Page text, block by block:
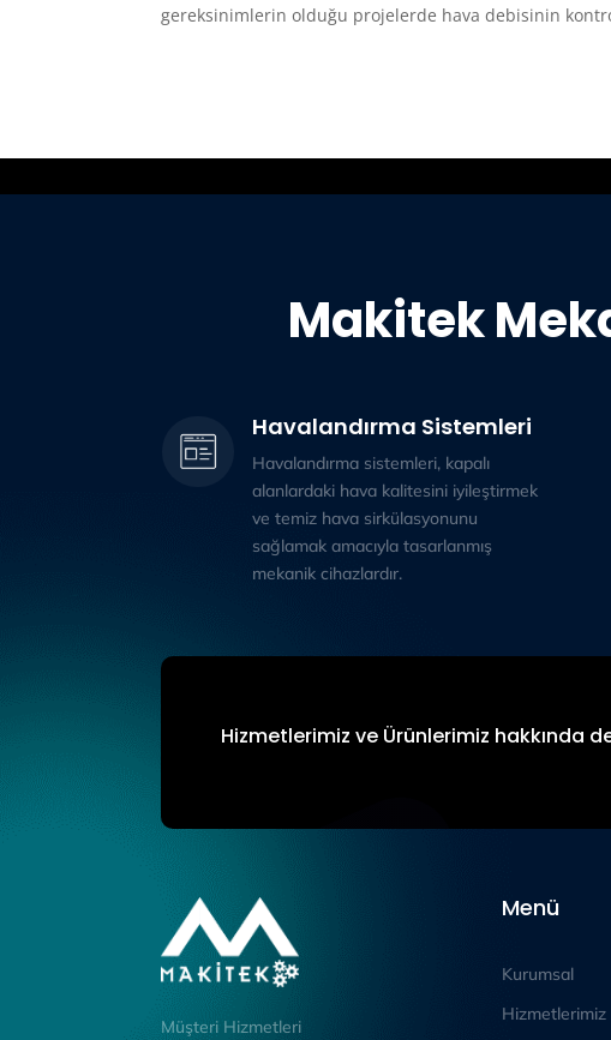
gereksinimlerin olduğu projelerde hava debisinin
Makitek
Havalandırma Sistemleri
Havalandırma sistemleri, kapalı
alanlardaki hava kalitesini iyileştirmek
ve temiz hava sirkülasyonunu
sağlamak amacıyla tasarlanmış
mekanik cihazlardır.
Hizmetlerimiz ve Ürünlerimiz hakkında
Müşteri Hizmetleri
Menü
Kurumsal
Hizmetlerimiz